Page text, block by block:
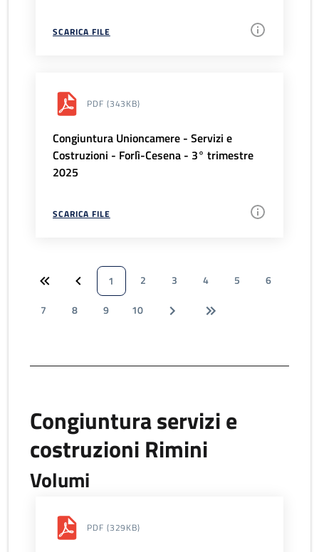
SCARICA FILE
PDF (343KB)
Congiuntura Unioncamere - Servizi e
Costruzioni - Forlì-Cesena - 3° trimestre
2025
SCARICA FILE
1 2 3 4 5
6
7
8 9 10
Congiuntura servizi e
costruzioni Rimini
Volumi
PDF (329KB)